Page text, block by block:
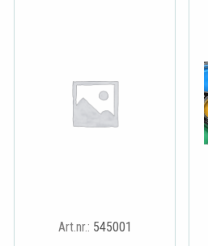
Art.nr.: 545001